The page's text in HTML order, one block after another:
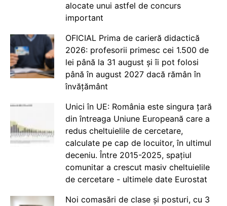
alocate unui astfel de concurs
important
OFICIAL Prima de carieră didactică
2026: profesorii primesc cei 1.500 de
lei până la 31 august și îi pot folosi
până în august 2027 dacă rămân în
învățământ
Unici în UE: România este singura țară
din întreaga Uniune Europeană care a
redus cheltuielile de cercetare,
calculate pe cap de locuitor, în ultimul
deceniu. Între 2015-2025, spațiul
comunitar a crescut masiv cheltuielile
de cercetare - ultimele date Eurostat
Noi comasări de clase și posturi, cu 3